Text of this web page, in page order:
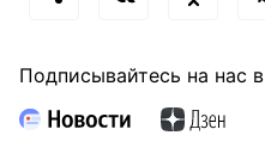
Подписывайтесь на нас в